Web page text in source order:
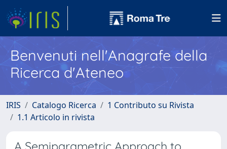
Benvenuti nell'Anagrafe della
Ricerca d'Ateneo
IRIS Catalogo Ricerca
1 Contributo su Rivista
1.1 Articolo in rivista